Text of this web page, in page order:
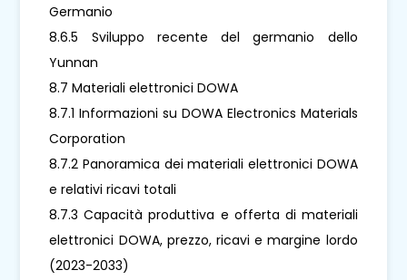
Germanio
8.6.5 Sviluppo recente del germanio dello
Yunnan
8.7 Materiali elettronici DOWA
8.7.1 Informazioni su DOWA Electronics Materials
Corporation
8.7.2 Panoramica dei materiali elettronici DOWA
e relativi ricavi totali
8.7.3 Capacità produttiva e offerta di materiali
elettronici DOWA, prezzo, ricavi e margine lordo
(2023-2033)